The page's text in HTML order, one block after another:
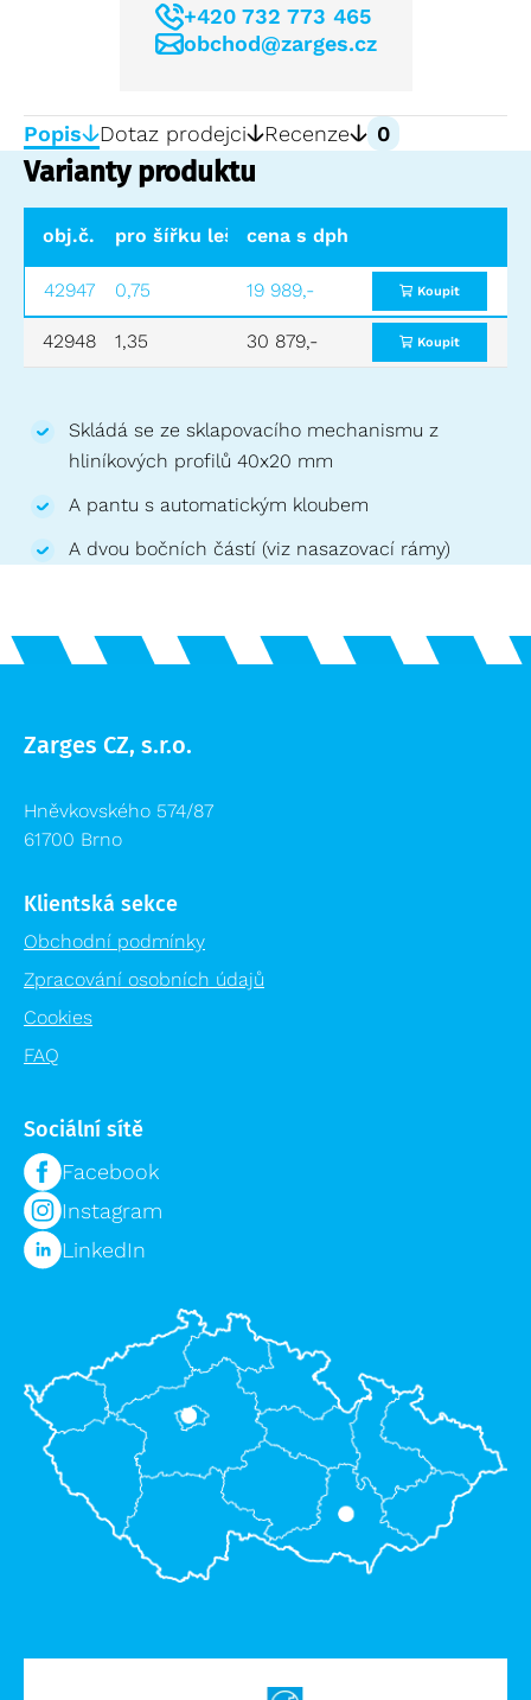
+420 732 773 465
obchod@zarges.cz
Popis Dotaz prodejci Recenze 0
Varianty produktu
obj.č. pro šířku lešení (m) výška (m)
cena s dph
42947 0,75 5
19 989,- Koupit
42948 1,35 5
30 879,- Koupit
Skládá se ze sklapovacího mechanismu z
hliníkových profilů 40x20 mm
A pantu s automatickým kloubem
A dvou bočních částí (viz nasazovací rámy)
Zarges CZ, s.r.o.
Hněvkovského 574/87
61700 Brno
Klientská sekce
Obchodní podmínky
Zpracování osobních údajů
Cookies
FAQ
Sociální sítě
Facebook
Instagram
LinkedIn